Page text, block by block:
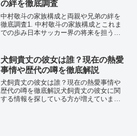
の絆を徹底調査
中村敬斗の家族構成と両親や兄弟の絆を
徹底調査1. 中村敬斗の家族構成とこれま
での歩み日本サッカー界の将来を担うア
ピッチで見せる圧倒的な得点力と華麗な
ドリブルで多くの人々...
犬飼貴丈の彼女は誰？現在の熱愛
事情や歴代の噂を徹底解説
犬飼貴丈の彼女は誰？現在の熱愛事情や
歴代の噂を徹底解説犬飼貴丈の彼女に関
する情報を探している方が増えていま